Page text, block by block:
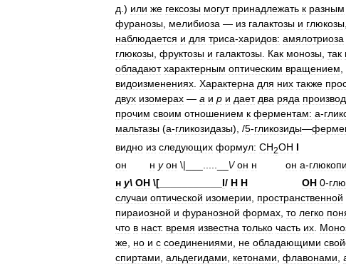
д .) или же гексозы могут принадлежать к разным
фуранозы мелибиоза — из галактозы и глюкозы
наблюдается и для триса-харидов: амялотриоза
глюкозы фруктозы и галактозы Как монозы так
обладают характерным оптическим вращением
видоизменениях Характерна для них также
двух изомерах — а и р и дает два ряда
прочим своим отношением к ферментам: а-
мальтазы (а-гликозидазы), /5-гликозиды—
видно из следующих формул: СН2ОН I
он
н у он \| \/он н он а-
н у\ ОН \[___________ I/ Н Н ОН 0-
случаи оптической изомерии пространственной
пираиозной и фуранозной формах то легко
что в наст. время известна только часть их
же но и с соединениями не обладающими
спиртами альдегидами кетонами флавонами